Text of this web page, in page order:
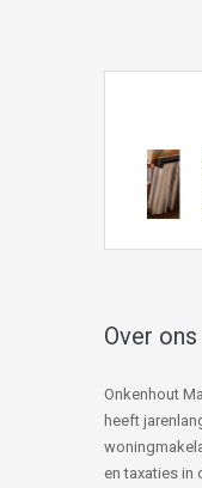
Over ons
Onkenhout
heeft
en taxaties in